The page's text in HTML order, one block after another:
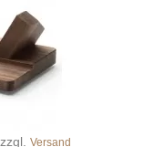
Versand